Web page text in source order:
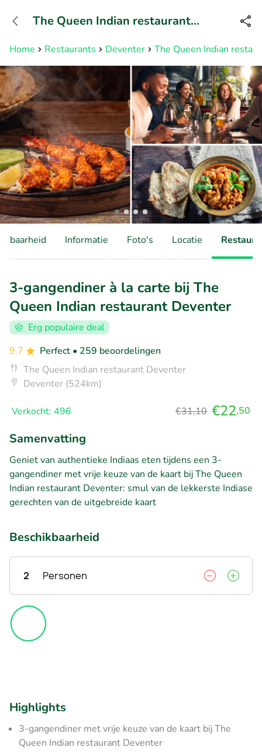
Bereikbaar tot 23:00 uur
Home Restaurants Deventer The Queen Indian
The Queen Indian restaurant
Informatie Foto's Locatie
3-gangendiner à la carte bij The
Queen Indian restaurant Deventer
Erg populaire deal
9.7
Perfect • 259 beoordelingen
The Queen Indian restaurant Deventer
Deventer (524km)
Verkocht: 496 €31,10 €22,50
Samenvatting
Geniet van authentieke Indiaas eten tijdens een 3-
gangendiner met vrije keuze van de kaart bij The Queen
Indian restaurant Deventer: smul van de lekkerste Indiase
gerechten van de uitgebreide kaart
Beschikbaarheid
2 Personen
Highlights
3-gangendiner met vrije keuze van de kaart bij The
Queen Indian restaurant Deventer